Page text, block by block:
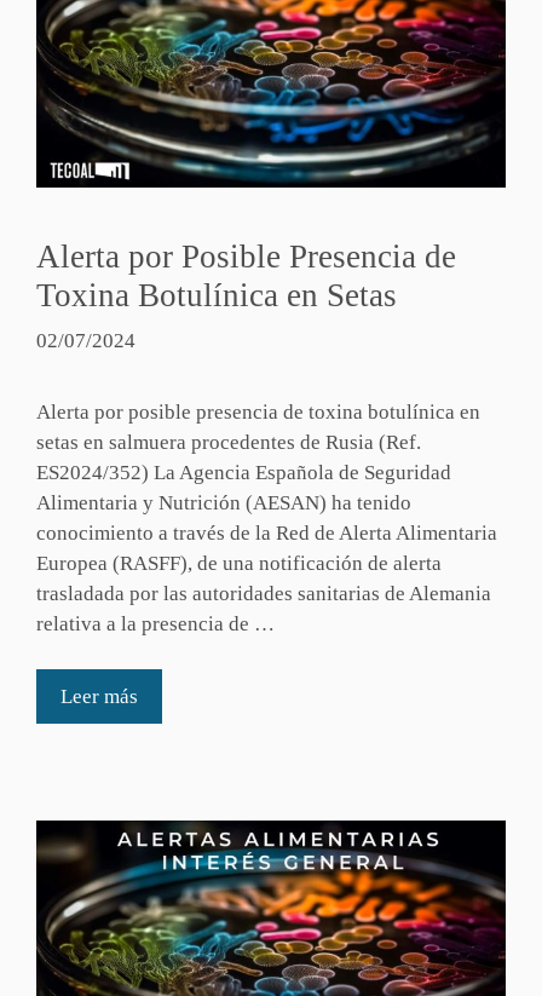
Alerta por Posible Presencia de
Toxina Botulínica en Setas
02/07/2024
Alerta por posible presencia de toxina botulínica en
setas en salmuera procedentes de Rusia (Ref.
ES2024/352) La Agencia Española de Seguridad
Alimentaria y Nutrición (AESAN) ha tenido
conocimiento a través de la Red de Alerta Alimentaria
Europea (RASFF), de una notificación de alerta
trasladada por las autoridades sanitarias de Alemania
relativa a la presencia de …
Leer más